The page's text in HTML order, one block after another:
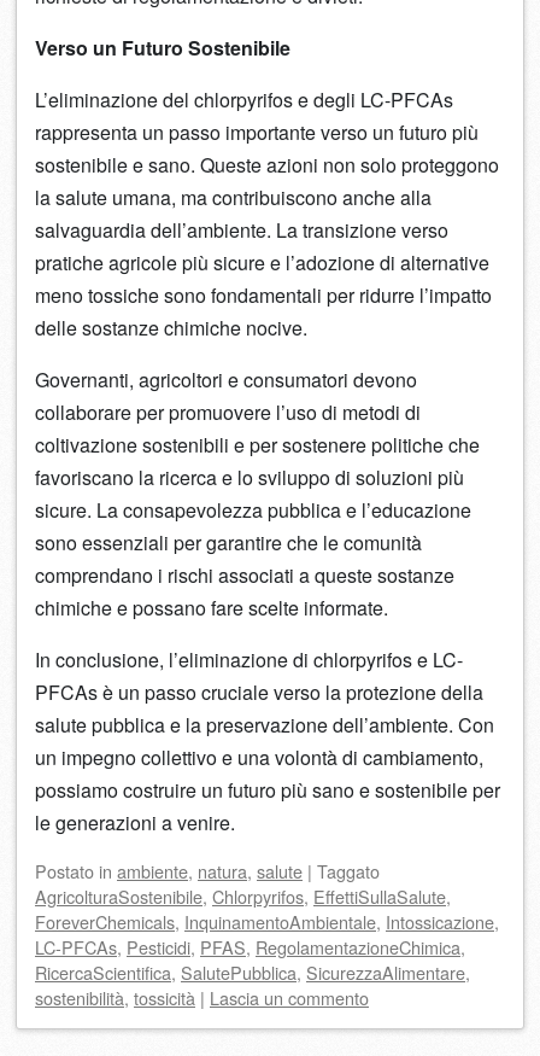
Verso un Futuro Sostenibile
L’eliminazione del chlorpyrifos e degli LC-PFCAs
rappresenta un passo importante verso un futuro più
sostenibile e sano. Queste azioni non solo proteggono
la salute umana, ma contribuiscono anche alla
salvaguardia dell’ambiente. La transizione verso
pratiche agricole più sicure e l’adozione di alternative
meno tossiche sono fondamentali per ridurre l’impatto
delle sostanze chimiche nocive.
Governanti, agricoltori e consumatori devono
collaborare per promuovere l’uso di metodi di
coltivazione sostenibili e per sostenere politiche che
favoriscano la ricerca e lo sviluppo di soluzioni più
sicure. La consapevolezza pubblica e l’educazione
sono essenziali per garantire che le comunità
comprendano i rischi associati a queste sostanze
chimiche e possano fare scelte informate.
In conclusione, l’eliminazione di chlorpyrifos e LC-
PFCAs è un passo cruciale verso la protezione della
salute pubblica e la preservazione dell’ambiente. Con
un impegno collettivo e una volontà di cambiamento,
possiamo costruire un futuro più sano e sostenibile per
le generazioni a venire.
Postato in ambiente, natura, salute | Taggato
AgricolturaSostenibile, Chlorpyrifos, EffettiSullaSalute,
ForeverChemicals, InquinamentoAmbientale, Intossicazione,
LC-PFCAs, Pesticidi, PFAS, RegolamentazioneChimica,
RicercaScientifica, SalutePubblica, SicurezzaAlimentare,
sostenibilità, tossicità | Lascia un commento